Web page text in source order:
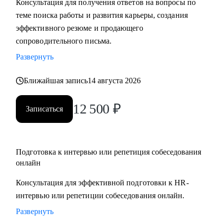
• Подготовлю вас к собеседованию и дам практические
рекомендации для успешного ведения сложных
в карьере, которая принесет вам максимальную
реализацию и доход
Разработаю быструю и эффективную стратегию поиска
новой работы
стали лучшим кандидатом в команде
• Разработаю личный пошаговый план (дорожную карту)
для быстрого и успешного перехода на новую, более
проверенные методики для преодоления выгорания и
Консультация для получения ответов на вопросы по
теме поиска работы и развития карьеры, создания
эффективного резюме и продающего
сопроводительного письма.
Развернуть
Ближайшая запись14 августа 2026
Записаться 12 500 ₽
Подготовка к интервью или репетиция собеседования
онлайн
Консультация для эффективной подготовки к HR-
интервью или репетиции собеседования онлайн.
Развернуть